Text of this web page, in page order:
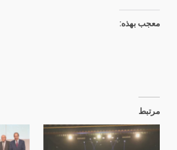
معجب بهذه:
مرتبط